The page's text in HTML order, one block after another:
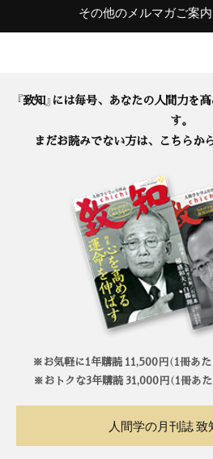
その他のメルマガご案
『致知』には毎号、あなたの人間力を
す。
まだお読みでない方は、こちらか
※お気軽に1年購読 11,500円（1冊あ
※おトクな3年購読 31,000円（1冊あ
人間学の月刊誌 致